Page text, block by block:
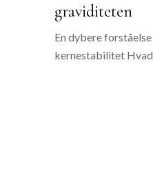
graviditeten
En dybere
kernestabilitet